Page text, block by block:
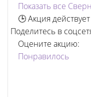
Показать все
🕒 Акция действует
Поделитесь в
Оцените акцию:
Понравилось